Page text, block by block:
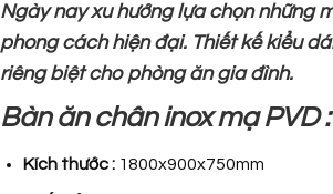
Ngày nay xu hướng lựa chọn những
phong cách hiện đại. Thiết kế kiểu
riêng biệt cho phòng ăn gia đình.
Bàn ăn chân inox mạ PVD
Kích thước :1800x900x750mm